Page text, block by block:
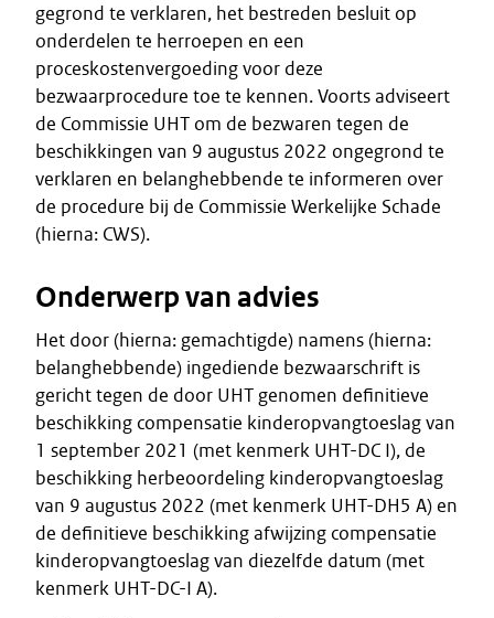
gegrond te verklaren, het bestreden besluit op
onderdelen te herroepen en een
proceskostenvergoeding voor deze
bezwaarprocedure toe te kennen. Voorts adviseert
de Commissie UHT om de bezwaren tegen de
beschikkingen van 9 augustus 2022 ongegrond te
verklaren en belanghebbende te informeren over
de procedure bij de Commissie Werkelijke Schade
(hierna: CWS).
Onderwerp van advies
Het door (hierna: gemachtigde) namens (hierna:
belanghebbende) ingediende bezwaarschrift is
gericht tegen de door UHT genomen definitieve
beschikking compensatie kinderopvangtoeslag van
1 september 2021 (met kenmerk UHT-DC I), de
beschikking herbeoordeling kinderopvangtoeslag
van 9 augustus 2022 (met kenmerk UHT-DH5 A) en
de definitieve beschikking afwijzing compensatie
kinderopvangtoeslag van diezelfde datum (met
kenmerk UHT-DC-I A).